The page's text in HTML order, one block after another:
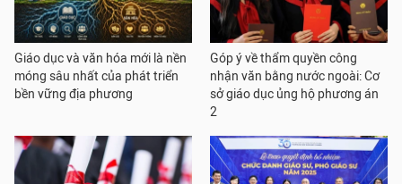
Giáo dục và văn hóa mới là nền
móng sâu nhất của phát triển
bền vững địa phương
Góp ý về thẩm quyền công
nhận văn bằng nước ngoài: Cơ
sở giáo dục ủng hộ phương án
2